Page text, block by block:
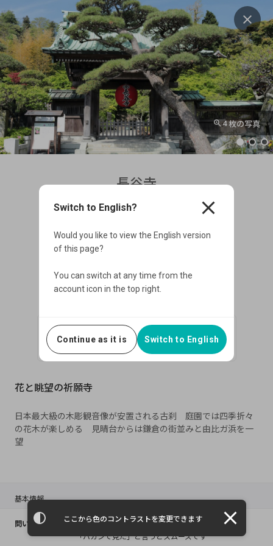
close
4枚の写真
長谷寺
その他
営業時間外
お気に入り
08:00〜
花と眺望の祈願寺
日本最大級の木彫観音像が安置される古刹 庭園では四季折々
の花木が楽しめる 見晴台からは鎌倉の街並みと由比ガ浜を一
基本情報
問い合わせ 0467-22-6300
「バカンで見た」と言うとスムーズです
ここから色のコントラストを変更できます close
Switch to English? close
Would you like to view the English version
of this page?
You can switch at any time from the
account icon in the top right.
Continue as it is Switch to English